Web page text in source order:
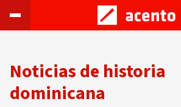
Noticias de historia
dominicana